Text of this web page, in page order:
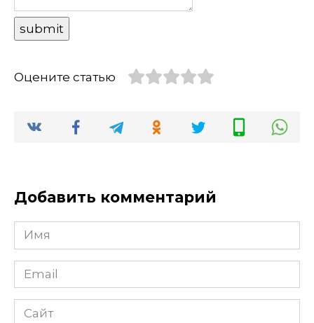
Оцените статью
Добавить комментарий
Имя
Email
Сайт